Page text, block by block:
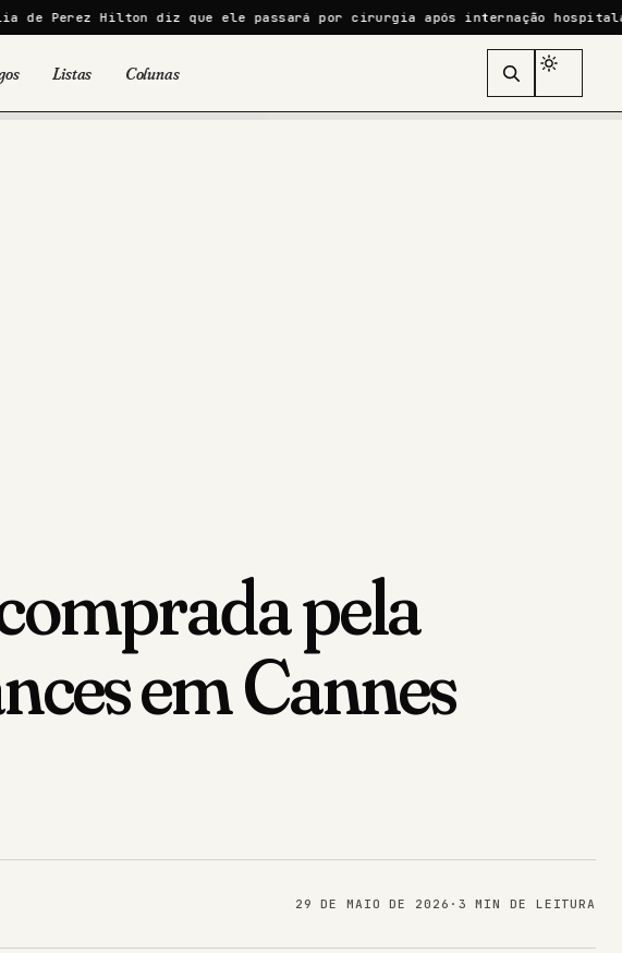
Hilton diz que ele passará por cirurgia após internação hospitalar
Listas Colunas
pela
em Cannes
29 DE MAIO DE 2026 · 3 MIN DE LEITURA